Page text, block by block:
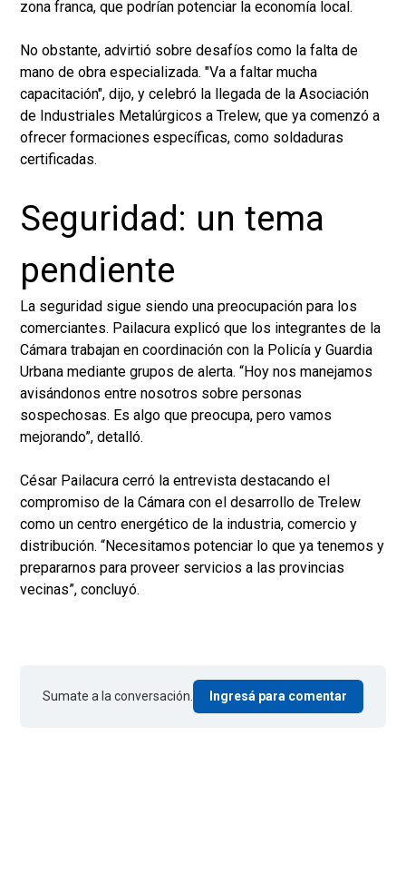
zona franca, que podrían potenciar la economía local.
No obstante, advirtió sobre desafíos como la falta de
mano de obra especializada. "Va a faltar mucha
capacitación", dijo, y celebró la llegada de la Asociación
de Industriales Metalúrgicos a Trelew, que ya comenzó a
ofrecer formaciones específicas, como soldaduras
certificadas.
Seguridad: un tema
pendiente
La seguridad sigue siendo una preocupación para los
comerciantes. Pailacura explicó que los integrantes de la
Cámara trabajan en coordinación con la Policía y Guardia
Urbana mediante grupos de alerta. “Hoy nos manejamos
avisándonos entre nosotros sobre personas
sospechosas. Es algo que preocupa, pero vamos
mejorando”, detalló.
César Pailacura cerró la entrevista destacando el
compromiso de la Cámara con el desarrollo de Trelew
como un centro energético de la industria, comercio y
distribución. “Necesitamos potenciar lo que ya tenemos y
prepararnos para proveer servicios a las provincias
vecinas”, concluyó.
Sumate a la conversación. Ingresá para comentar